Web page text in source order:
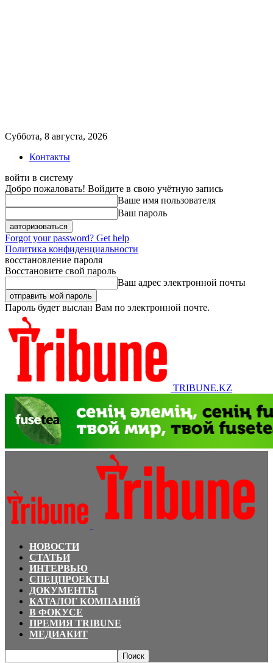
Суббота, 8 августа, 2026
Контакты
войти в систему
Добро пожаловать! Войдите в свою учётную запись
Ваше имя пользователя
Ваш пароль
Forgot your password? Get help
Политика конфиденциальности
восстановление пароля
Восстановите свой пароль
Ваш адрес электронной почты
Пароль будет выслан Вам по электронной почте.
TRIBUNE.KZ
НОВОСТИ
СТАТЬИ
ИНТЕРВЬЮ
СПЕЦПРОЕКТЫ
ДОКУМЕНТЫ
КАТАЛОГ КОМПАНИЙ
В ФОКУСЕ
ПРЕМИЯ TRIBUNE
МЕДИАКИТ